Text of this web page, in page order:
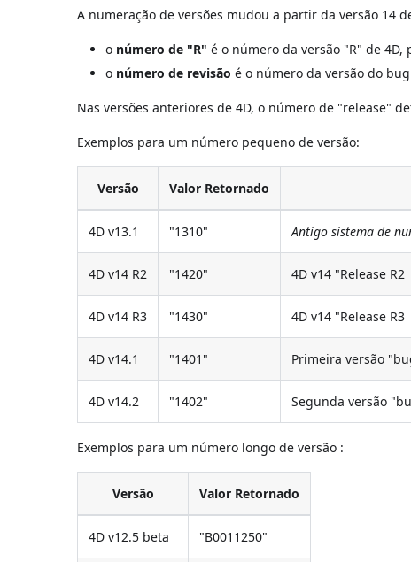
A numeração de versões mudou a partir da versão 14
o número de "R" é o número da versão "R" de
o número de revisão é o número da versão do
Nas versões anteriores de 4D, o número de "release"
Exemplos para um número pequeno de versão:
Versão Valor Retornado
4D v13.1 "1310" Antigo sistema de
4D v14 R2 "1420" 4D v14 "Release R2
4D v14 R3 "1430" 4D v14 "Release R3
4D v14.1 "1401" Primeira versão
4D v14.2 "1402" Segunda versão
Exemplos para um número longo de versão :
Versão Valor Retornado
4D v12.5 beta "B0011250"